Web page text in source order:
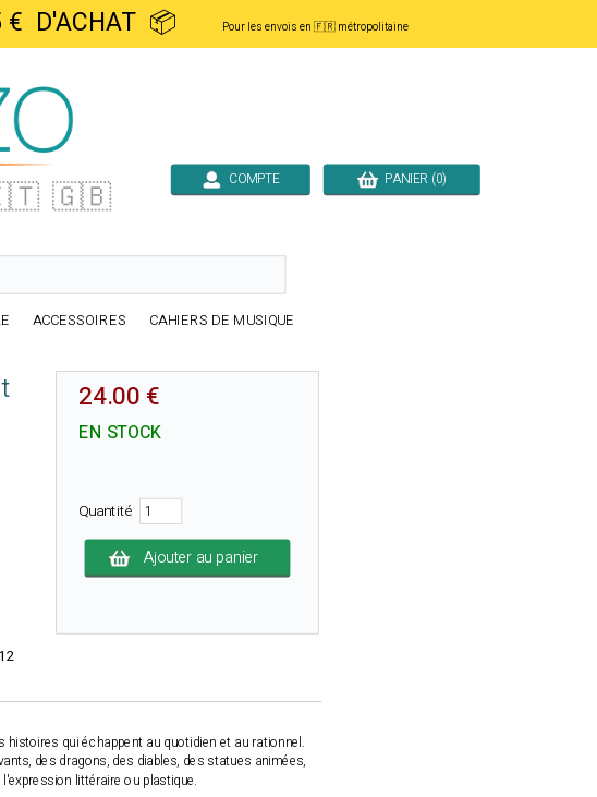
€ D'ACHAT 📦 Pour les envois en 🇫🇷 métropolitaine
🇬🇧 COMPTE PANIER (0)
ACCESSOIRES CAHIERS DE MUSIQUE
24.00 €
EN STOCK
Quantité
Ajouter au panier
qui échappent au quotidien et au rationnel.
des dragons, des diables, des statues animées,
littéraire ou plastique.